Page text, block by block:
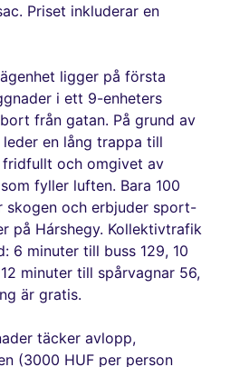
Priset inkluderar en
ligger på första
i ett 9-enheters
från gatan. På grund av
en lång trappa till
fridfullt och omgivet av
fyller luften. Bara 100
skogen och erbjuder sport-
på Hárshegy. Kollektivtrafik
6 minuter till buss 129, 10
minuter till spårvagnar 56,
är gratis.
täcker avlopp,
(3000 HUF per person